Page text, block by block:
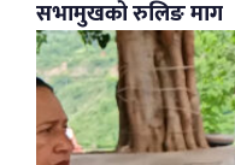
सभामुखको रुलिङ माग